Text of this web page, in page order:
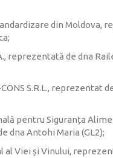
din Moldova,
reprezentată de dna
S.R.L., reprezentat
pentru Siguranța
dna Antohi Maria (GL2);
al Viei și Vinului,